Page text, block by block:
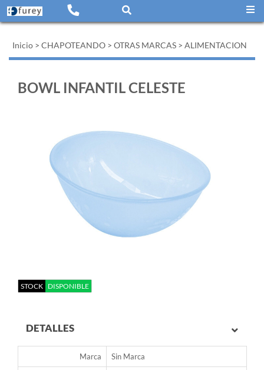
Inicio > CHAPOTEANDO > OTRAS MARCAS > ALIMENTACION
BOWL INFANTIL CELESTE
STOCK DISPONIBLE
DETALLES
Marca Sin Marca